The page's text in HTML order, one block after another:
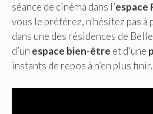
séance de cinéma dans l’espace
vous le préférez, n’hésitez pas
dans une des résidences de
d’un espace bien-être et d’une
instants de repos à n’en plus finir.